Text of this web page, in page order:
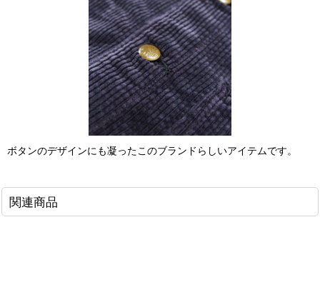
ボタンのデザインにも凝ったこのブランドらしいアイテムです。
関連商品